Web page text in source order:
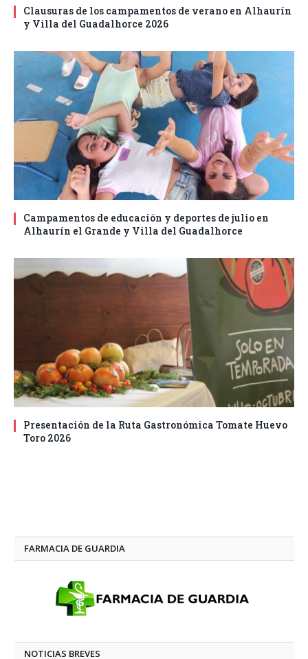
Clausuras de los campamentos de verano en Alhaurín
y Villa del Guadalhorce 2026
Campamentos de educación y deportes de julio en
Alhaurín el Grande y Villa del Guadalhorce
Presentación de la Ruta Gastronómica Tomate Huevo
Toro 2026
FARMACIA DE GUARDIA
NOTICIAS BREVES